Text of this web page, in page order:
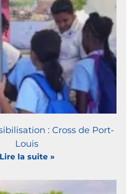
: Cross de Port-
Louis
Lire la suite »